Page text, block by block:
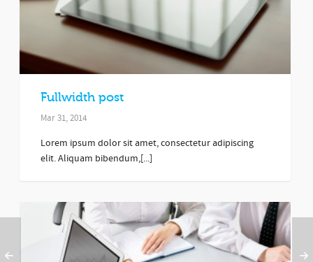
Fullwidth post
Mar 31, 2014
Lorem ipsum dolor sit amet, consectetur adipiscing
elit. Aliquam bibendum,[...]